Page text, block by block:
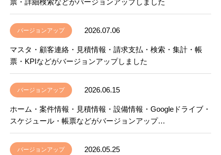
票・詳細検索などがバージョンアップしました
バージョンアップ 2026.07.06
マスタ・顧客連絡・見積情報・請求支払・検索・集計・帳
票・KPIなどがバージョンアップしました
バージョンアップ 2026.06.15
ホーム・案件情報・見積情報・設備情報・Googleドライブ・
スケジュール・帳票などがバージョンアップ…
バージョンアップ 2026.05.25